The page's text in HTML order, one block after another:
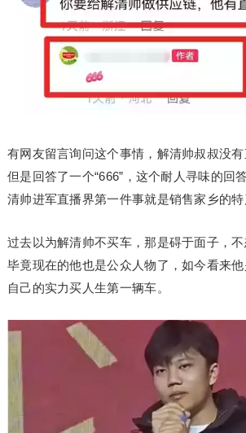
有网友留言询问这个事情，解清帅叔叔没有
但是回答了一个“666”，这个耐人寻味的回
清帅进军直播界第一件事就是销售家乡的特
过去以为解清帅不买车，那是碍于面子，不
毕竟现在的他也是公众人物了，如今看来
自己的实力买人生第一辆车。